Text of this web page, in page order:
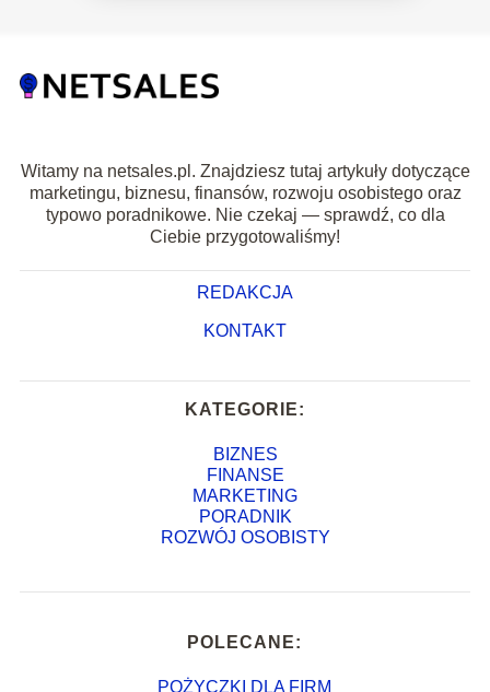
Witamy na netsales.pl. Znajdziesz tutaj artykuły dotyczące
marketingu, biznesu, finansów, rozwoju osobistego oraz
typowo poradnikowe. Nie czekaj — sprawdź, co dla
Ciebie przygotowaliśmy!
REDAKCJA
KONTAKT
KATEGORIE:
BIZNES
FINANSE
MARKETING
PORADNIK
ROZWÓJ OSOBISTY
POLECANE:
POŻYCZKI DLA FIRM